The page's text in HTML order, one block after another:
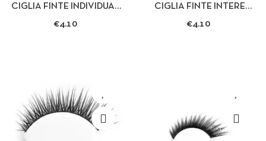
CIGLIA FINTE INDIVIDUALI
AD USO PROFESSIONALE
€4.10
CIGLIA FINTE INTERE
PROFESSIONALI MODELLO
€4.10